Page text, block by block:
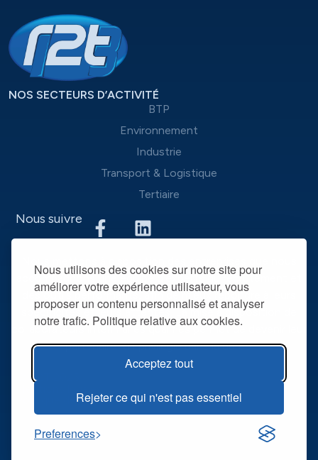
Nous utilisons des cookies sur notre site pour
améliorer votre expérience utilisateur, vous
proposer un contenu personnalisé et analyser
notre trafic. Politique relative aux cookies.
Acceptez tout
Rejeter ce qui n'est pas essentiel
Preferences
NOS SECTEURS D’ACTIVITÉ
BTP
Environnement
Industrie
Transport & Logistique
Tertiaire
Nous suivre
accompagnons une équipe d’experts du recrutement et
des outils performants, afin de mieux répondre à leurs
spécificités et leurs attentes. La mise à disposition de
collaborateurs intérimaires qualifiés permet de devenir leur
partenaire RH privilégié dans la durée.
@ R2T 2025
Politique de confidentialité